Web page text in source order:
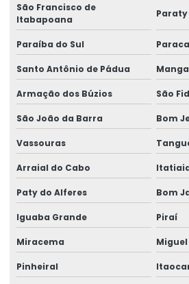
Inspeção De Pontes Rolantes Conforme
Instalação de barramento blindado
Instalação de nr 12 em pontes rolantes
Inversor de frequência para ponte
Laudo de ponte rolante
Limitador de carga para ponte rolante
Manutenção Corretiva De Pontes
Manutenção corretiva de ponte rolante
Manutenção corretiva de ponte rolante
Manutenção corretiva em pontes
São Francisco de
Itabapoana
Paraty
Paraíba do Sul
Santo Antônio de Pádua
Armação dos Búzios São
São João da Barra Bom
Vassouras
Arraial do Cabo
Paty do Alferes Bom
Iguaba Grande Piraí
Miracema
Pinheiral